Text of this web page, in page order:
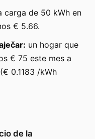
carga de 50 kWh en
€ 5.66.
un hogar que
€ 75 este mes a
0.1183 /kWh
de la